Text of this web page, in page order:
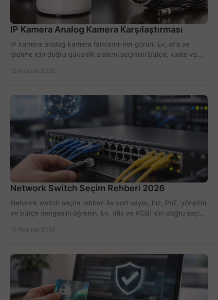
IP Kamera Analog Kamera Karşılaştırması
IP kamera analog kamera farklarını net görün. Ev, ofis ve
işletme için doğru güvenlik sistemi seçimini bütçe, kalite ve
18 Haziran 2026
Network Switch Seçim Rehberi 2026
Network switch seçim rehberi ile port sayısı, hız, PoE, yönetim
ve bütçe dengesini öğrenin. Ev, ofis ve KOBİ için doğru seçimi
16 Haziran 2026